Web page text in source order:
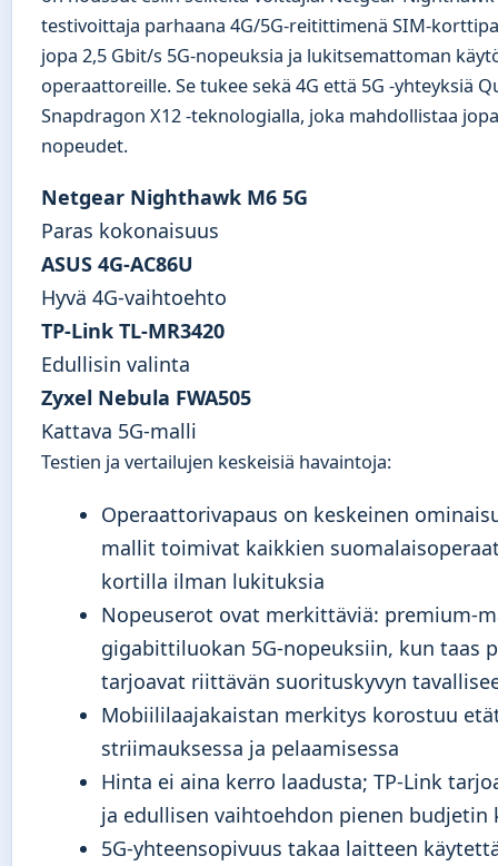
testivoittaja parhaana 4G/5G-reitittimenä SIM-
jopa 2,5 Gbit/s 5G-nopeuksia ja lukitsemattoman
operaattoreille. Se tukee sekä 4G että 5G -yhteyksiä
Snapdragon X12 -teknologialla, joka mahdollistaa
nopeudet.
Netgear Nighthawk M6 5G
Paras kokonaisuus
ASUS 4G-AC86U
Hyvä 4G-vaihtoehto
TP-Link TL-MR3420
Edullisin valinta
Zyxel Nebula FWA505
Kattava 5G-malli
Testien ja vertailujen keskeisiä havaintoja:
Operaattorivapaus on keskeinen
mallit toimivat kaikkien
kortilla ilman lukituksia
Nopeuserot ovat merkittäviä: premium-
gigabittiluokan 5G-nopeuksiin, kun taas
tarjoavat riittävän suorituskyvyn
Mobiililaajakaistan merkitys korostuu
striimauksessa ja pelaamisessa
Hinta ei aina kerro laadusta; TP-Link
ja edullisen vaihtoehdon pienen budjetin
5G-yhteensopivuus takaa laitteen